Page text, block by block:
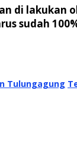
di lakukan
sudah
Tulungagung